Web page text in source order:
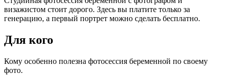
визажистом стоит дорого. Здесь вы платите только за
генерацию, а первый портрет можно сделать бесплатно.
Для кого
Кому особенно полезна фотосессия беременной по своему
фото.